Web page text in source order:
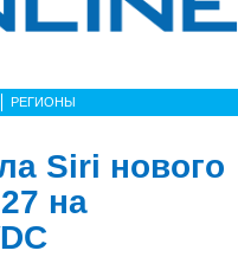
РЕГИОНЫ
Siri нового
на